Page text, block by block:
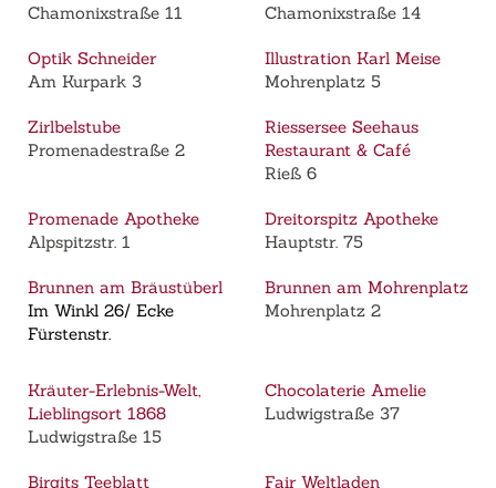
Chamonixstraße 11
Chamonixstraße 14
Optik Schneider
Am Kurpark 3
Illustration Karl Meise
Mohrenplatz 5
Zirlbelstube
Promenadestraße 2
Riessersee Seehaus
Restaurant & Café
Rieß 6
Promenade Apotheke
Alpspitzstr. 1
Dreitorspitz Apotheke
Hauptstr. 75
Brunnen am Bräustüberl
Im Winkl 26/ Ecke
Fürstenstr.
Brunnen am Mohrenplatz
Mohrenplatz 2
Kräuter-Erlebnis-Welt,
Lieblingsort 1868
Ludwigstraße 15
Chocolaterie Amelie
Ludwigstraße 37
Birgits Teeblatt Fair Weltladen